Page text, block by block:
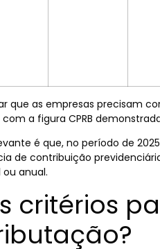
que as empresas precisam
a figura CPRB
é que, no período de
de contribuição
anual.
critérios